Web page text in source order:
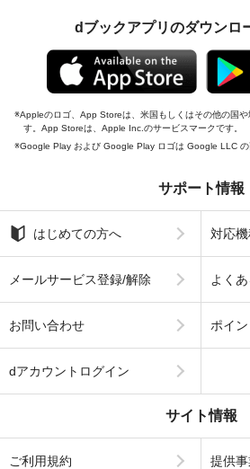
dブックアプリのダウンロ
Appleのロゴ、App Storeは、米国もしくはその他の国
す。App Storeは、Apple Inc.のサービスマークです。
Google Play および Google Play ロゴは Google LLC の
サポート情報
はじめての方へ 対応
メールサービス登録/解除 よく
お問い合わせ ポイ
dアカウントログイン
サイト情報
ご利用規約 提供